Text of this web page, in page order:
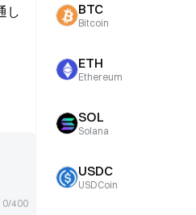
し
0/400
BTC
Bitcoin
ETH
Ethereum
SOL
Solana
USDC
USDCoin